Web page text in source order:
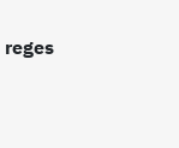
reges